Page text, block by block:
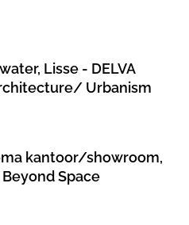
Lisse - DELVA
Urbanism
kantoor/showroom,
Space